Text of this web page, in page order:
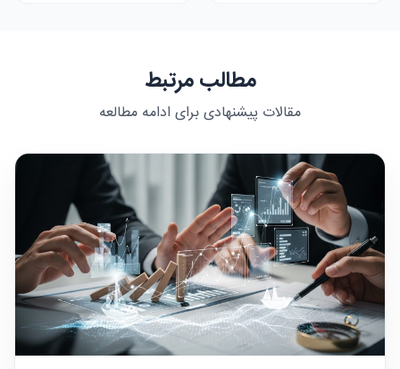
مطالب مرتبط
مقالات پیشنهادی برای ادامه مطالعه